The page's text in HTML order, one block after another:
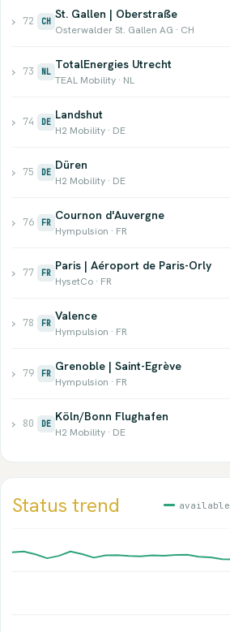
› 72 CH
St. Gallen | Oberstraße
Osterwalder St. Gallen AG · CH
› 73 NL
TotalEnergies Utrecht
TEAL Mobility · NL
› 74 DE
Landshut
H2 Mobility · DE
› 75 DE
Düren
H2 Mobility · DE
› 76 FR
Cournon d'Auvergne
Hympulsion · FR
› 77 FR
Paris | Aéroport de Paris-Orly
HysetCo · FR
› 78 FR
Valence
Hympulsion · FR
› 79 FR
Grenoble | Saint-Egrève
Hympulsion · FR
› 80 DE
Köln/Bonn Flughafen
H2 Mobility · DE
Status trend available